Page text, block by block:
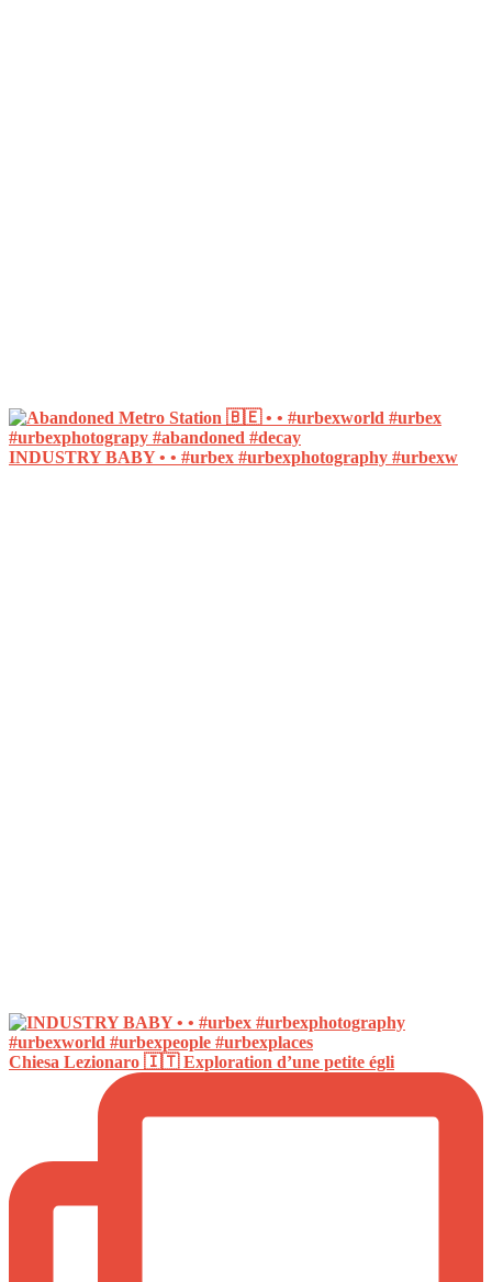
INDUSTRY BABY • • #urbex #urbexphotography #urbexw
Chiesa Lezionaro 🇮🇹 Exploration d’une petite égli